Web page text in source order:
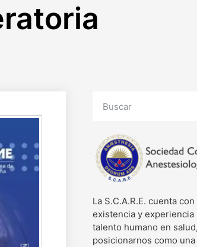
La S.C.A.R.E. cuenta
existencia y experiencia
talento humano en
posicionarnos como